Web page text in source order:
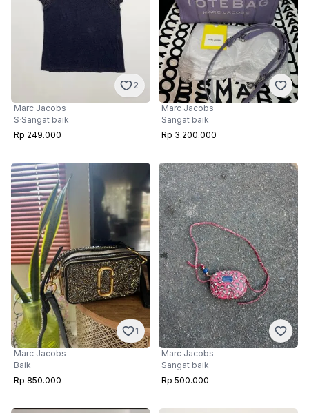
2
Marc Jacobs
S·Sangat baik
Rp 249.000
Marc Jacobs
Sangat baik
Rp 3.200.000
1
Marc Jacobs
Baik
Rp 850.000
Marc Jacobs
Sangat baik
Rp 500.000